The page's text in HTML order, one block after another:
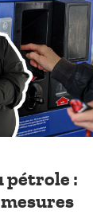
pétrole :